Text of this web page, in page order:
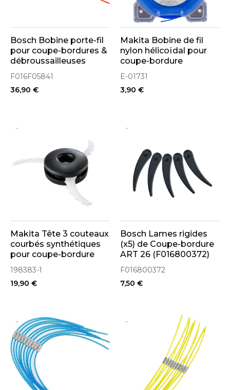
Bosch Bobine porte-fil
pour coupe-bordures &
débroussailleuses
(F016F05841)
F016F05841
36,90 €
Makita Bobine de fil
nylon hélicoïdal pour
coupe-bordure
ø1.65mm x 15ml (E-
01731)
E-01731
3,90 €
..
Makita Tête 3 couteaux
courbés synthétiques
pour coupe-bordure
(198383-1)
198383-1
19,90 €
..
Bosch Lames rigides
(x5) de Coupe-bordure
ART 26 (F016800372)
F016800372
7,50 €
.. ..